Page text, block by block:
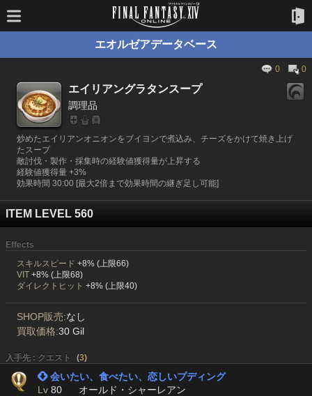
エオルゼアデータベース
0 0
エイリアングラタンスープ
調理品
炒めたエイリアンオニオンをブイヨンで煮込み、チーズをかけて焼き上げ
たスープ
敵討伐・製作・採集時の経験値獲得量が上昇する
経験値獲得量 +3%
効果時間 30:00 [最大2倍まで効果時間の継ぎ足し可能]
ITEM LEVEL 560
Effects
スキルスピード +8% (上限66)
VIT+8% (上限68)
ダイレクトヒット +8% (上限40)
SHOP販売:なし
買取価格:30 Gil
入手先 : クエスト (3)
 会いたい、食べたい、恋しいプディング
Lv 80 オールド・シャーレアン